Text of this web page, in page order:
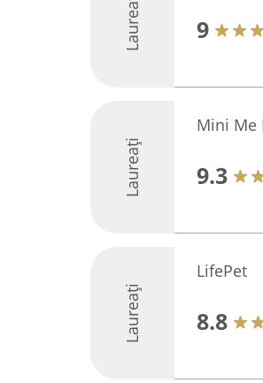
Laureați 9
Laureați
Mini Me
9.3
Laureați
LifePet
8.8